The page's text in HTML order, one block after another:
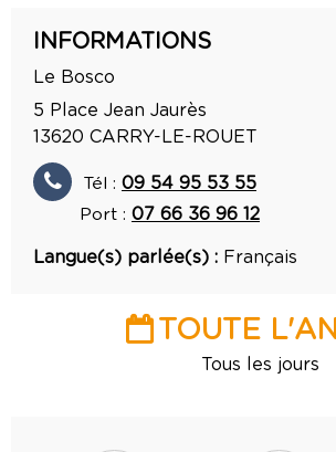
INFORMATIONS
Le Bosco
5 Place Jean Jaurès
13620 CARRY-LE-ROUET
Tél : 09 54 95 53 55
Port : 07 66 36 96 12
Langue(s) parlée(s) : Français
TOUTE
Tous les jours